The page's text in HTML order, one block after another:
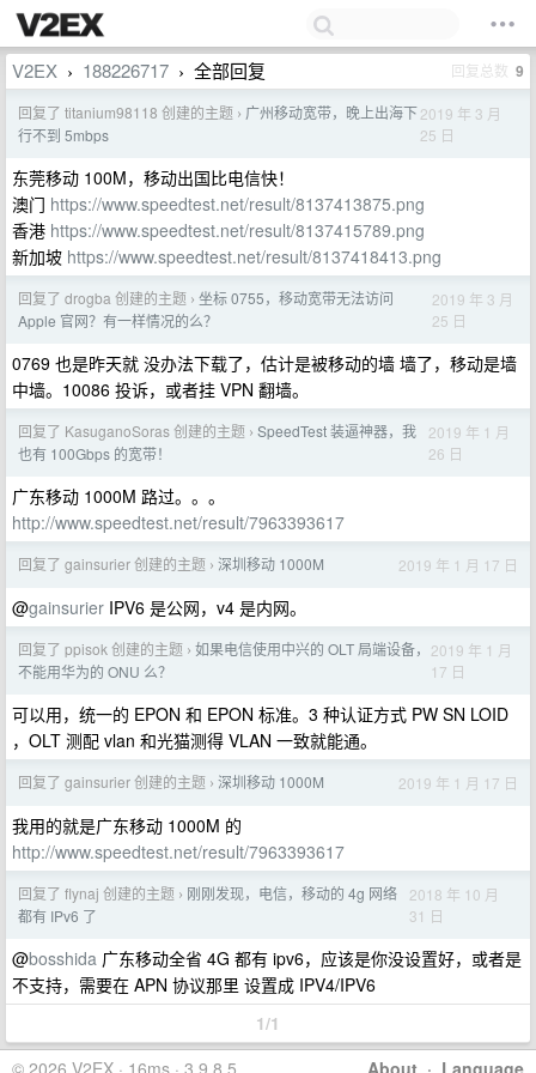
V2EX › 188226717 › 全部回复 回复总数 9
回复了 titanium98118 创建的主题 › 广州移动宽带，晚上出海下
行不到 5mbps
2019 年 3 月
25 日
东莞移动 100M，移动出国比电信快！
澳门 https://www.speedtest.net/result/8137413875.png
香港 https://www.speedtest.net/result/8137415789.png
新加坡 https://www.speedtest.net/result/8137418413.png
回复了 drogba 创建的主题 › 坐标 0755，移动宽带无法访问
Apple 官网？有一样情况的么？
2019 年 3 月
25 日
0769 也是昨天就 没办法下载了，估计是被移动的墙 墙了，移动是墙
中墙。10086 投诉，或者挂 VPN 翻墙。
回复了 KasuganoSoras 创建的主题 › SpeedTest 装逼神器，我
也有 100Gbps 的宽带！
2019 年 1 月
26 日
广东移动 1000M 路过。。。
http://www.speedtest.net/result/7963393617
回复了 gainsurier 创建的主题 › 深圳移动 1000M 2019 年 1 月 17 日
@gainsurier IPV6 是公网，v4 是内网。
回复了 ppisok 创建的主题 › 如果电信使用中兴的 OLT 局端设备，
不能用华为的 ONU 么？
2019 年 1 月
17 日
可以用，统一的 EPON 和 EPON 标准。3 种认证方式 PW SN LOID
，OLT 测配 vlan 和光猫测得 VLAN 一致就能通。
回复了 gainsurier 创建的主题 › 深圳移动 1000M 2019 年 1 月 17 日
我用的就是广东移动 1000M 的
http://www.speedtest.net/result/7963393617
回复了 flynaj 创建的主题 › 刚刚发现，电信，移动的 4g 网络
都有 IPv6 了
2018 年 10 月
31 日
@bosshida 广东移动全省 4G 都有 ipv6，应该是你没设置好，或者是
不支持，需要在 APN 协议那里 设置成 IPV4/IPV6
1/1
About · Language
© 2026 V2EX · 16ms · 3.9.8.5